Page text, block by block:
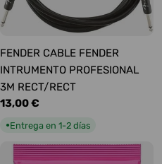
FENDER CABLE FENDER
INTRUMENTO PROFESIONAL
3M RECT/RECT
Precio
13,00 €
●Entrega en 1-2 días